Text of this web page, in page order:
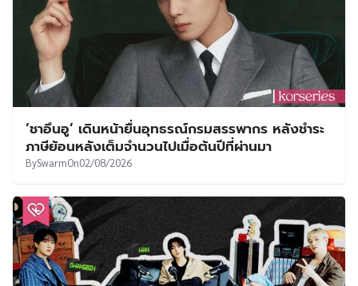
‘ชาอึนอู’ เดินหน้ายื่นอุทธรณ์กรมสรรพากร หลังชำระ
ภาษีย้อนหลังเต็มจำนวนไปเมื่อต้นปีที่ผ่านมา
BySwarmOn02/08/2026